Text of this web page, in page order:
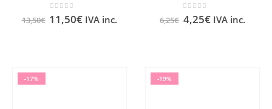
0 out of 5
13,50€ 11,50€ IVA inc. 0out of 5
6,25€ 4,25€ IVA inc.
-17% -19%